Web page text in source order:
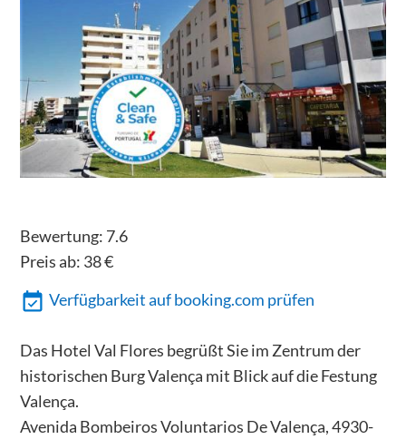
Bewertung: 7.6
Preis ab: 38€
Verfügbarkeit auf booking.com prüfen
Das Hotel Val Flores begrüßt Sie im Zentrum der
historischen Burg Valença mit Blick auf die Festung
Valença.
Avenida Bombeiros Voluntarios De Valença, 4930-